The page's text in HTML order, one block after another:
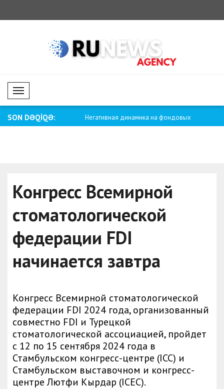
Mobil Menü
SON DƏQİQƏ:
фондовых рынках Негативная динамика на фондовых
Конгресс Всемирной
стоматологической
федерации FDI
начинается завтра
Конгресс Всемирной стоматологической
федерации FDI 2024 года, организованный
совместно FDI и Турецкой
стоматологической ассоциацией, пройдет
с 12 по 15 сентября 2024 года в
Стамбульском конгресс-центре (ICC) и
Стамбульском выставочном и конгресс-
центре Лютфи Кырдар (ICEC).